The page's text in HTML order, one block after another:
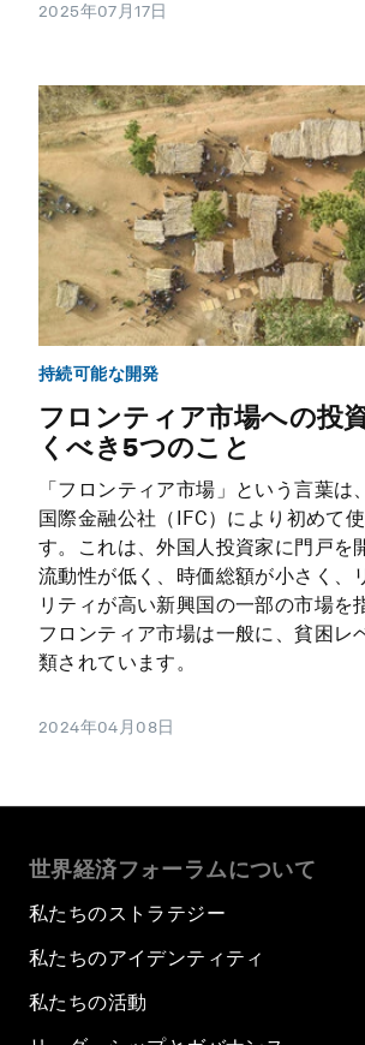
2025年07月17日
持続可能な開発
フロンティア市場への投
くべき5つのこと
「フロンティア市場」という言葉は
国際金融公社（IFC）により初めて
す。これは、外国人投資家に門戸を
流動性が低く、時価総額が小さく、
リティが高い新興国の一部の市場を
フロンティア市場は一般に、貧困レ
類されています。
2024年04月08日
世界経済フォーラムについて
私たちのストラテジー
私たちのアイデンティティ
私たちの活動